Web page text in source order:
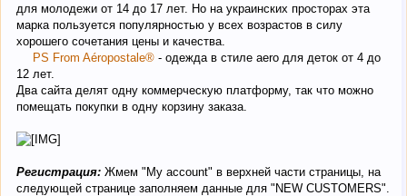
для молодежи от 14 до 17 лет. Но на украинских просторах эта
марка пользуется популярностью у всех возрастов в силу
хорошего сочетания цены и качества.
PS From Aéropostale® - одежда в стиле aero для деток от 4 до
12 лет.
Два сайта делят одну коммерческую платформу, так что можно
помещать покупки в одну корзину заказа.
Регистрация: Жмем "My account" в верхней части страницы, на
следующей странице заполняем данные для "NEW CUSTOMERS".